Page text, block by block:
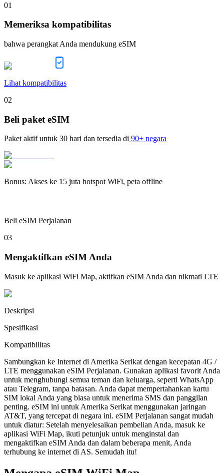
01
Memeriksa kompatibilitas
bahwa perangkat Anda mendukung eSIM
Lihat kompatibilitas
02
Beli paket eSIM
Paket aktif untuk 30 hari dan tersedia di 90+ negara
Bonus: Akses ke 15 juta hotspot WiFi, peta offline
Beli eSIM Perjalanan
03
Mengaktifkan eSIM Anda
Masuk ke aplikasi WiFi Map, aktifkan eSIM Anda dan nikmati LTE
Deskripsi
Spesifikasi
Kompatibilitas
Sambungkan ke Internet di Amerika Serikat dengan kecepatan 4G /
LTE menggunakan eSIM Perjalanan. Gunakan aplikasi favorit Anda
untuk menghubungi semua teman dan keluarga, seperti WhatsApp
atau Telegram, tanpa batasan. Anda dapat mempertahankan kartu
SIM lokal Anda yang biasa untuk menerima SMS dan panggilan
penting. eSIM ini untuk Amerika Serikat menggunakan jaringan
AT&T, yang tercepat di negara ini. eSIM Perjalanan sangat mudah
untuk diatur: Setelah menyelesaikan pembelian Anda, masuk ke
aplikasi WiFi Map, ikuti petunjuk untuk menginstal dan
mengaktifkan eSIM Anda dan dalam beberapa menit, Anda
terhubung ke internet di AS. Semudah itu!